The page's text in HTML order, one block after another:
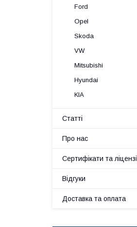
Ford
Opel
Skoda
VW
Mitsubishi
Hyundai
KIA
Статті
Про нас
Сертифікати та
Відгуки
Доставка та оплата